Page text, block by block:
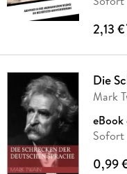
2,13 €*
Die
Mark
eBook
Sofort
0,99